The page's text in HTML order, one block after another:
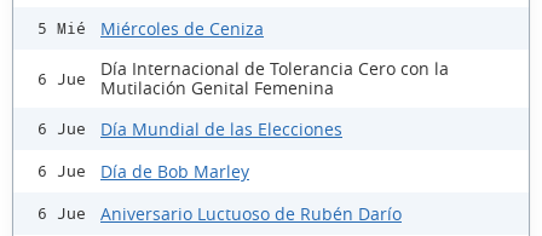
5 Mié Miércoles de Ceniza
6 Jue
Día Internacional de Tolerancia Cero con la
Mutilación Genital Femenina
6 Jue Día Mundial de las Elecciones
6 Jue Día de Bob Marley
6 Jue Aniversario Luctuoso de Rubén Darío